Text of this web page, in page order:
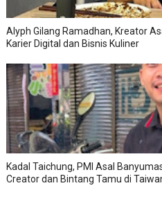
Alyph Gilang Ramadhan, Kreator
Karier Digital dan Bisnis Kuliner
Kadal Taichung, PMI Asal
Creator dan Bintang Tamu di